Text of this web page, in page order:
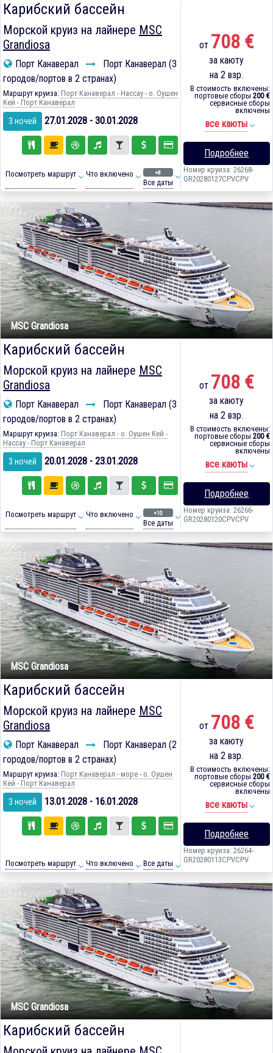
Карибский бассейн
Морской круиз на лайнере MSC
Grandiosa
Порт Канаверал
Порт Канаверал (3
городов/портов в 2 странах)
Маршрут круиза: Порт Канаверал - Нассау - о. Оушен
Кей - Порт Канаверал
3 ночей 27.01.2028 - 30.01.2028
Посмотреть маршрут Что включено +8
Все даты
от 708 €
за каюту
на 2 взр.
В стоимость включены:
портовые сборы 200 €
сервисные сборы
включены
все каюты
Подробнее
Номер круиза: 26268-
GR20280127CPVCPV
MSC Grandiosa
Карибский бассейн
Морской круиз на лайнере MSC
Grandiosa
Порт Канаверал
Порт Канаверал (3
городов/портов в 2 странах)
Маршрут круиза: Порт Канаверал - о. Оушен Кей -
Нассау - Порт Канаверал
3 ночей 20.01.2028 - 23.01.2028
Посмотреть маршрут Что включено +10
Все даты
от 708 €
за каюту
на 2 взр.
В стоимость включены:
портовые сборы 200 €
сервисные сборы
включены
все каюты
Подробнее
Номер круиза: 26266-
GR20280120CPVCPV
MSC Grandiosa
Карибский бассейн
Морской круиз на лайнере MSC
Grandiosa
Порт Канаверал
Порт Канаверал (2
городов/портов в 2 странах)
Маршрут круиза: Порт Канаверал - море - о. Оушен
Кей - Порт Канаверал
3 ночей 13.01.2028 - 16.01.2028
Посмотреть маршрут Что включено Все даты
от 708 €
за каюту
на 2 взр.
В стоимость включены:
портовые сборы 200 €
сервисные сборы
включены
все каюты
Подробнее
Номер круиза: 26264-
GR20280113CPVCPV
MSC Grandiosa
Карибский бассейн